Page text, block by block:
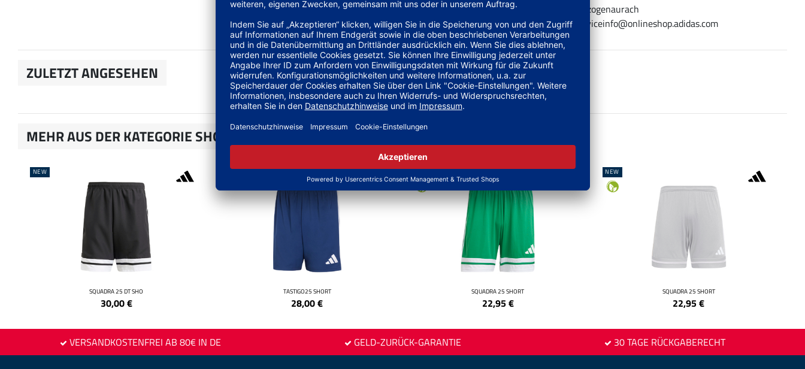
91074 Herzogenaurach
E-Mail: serviceinfo@onlineshop.adidas.com
ZULETZT ANGESEHEN
MEHR AUS DER KATEGORIE SHORTS
NEW
SQUADRA 25 DT SHO
30,00€
NEW
TASTIGO25 SHORT
28,00€
NEW
SQUADRA 25 SHORT
22,95€
NEW
SQUADRA 25 SHORT
22,95€
VERSANDKOSTENFREI AB 80€ IN DE GELD-ZURÜCK-GARANTIE 30 TAGE RÜCKGABERECHT